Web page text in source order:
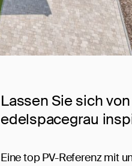
Lassen Sie sich
edelspacegrau
Eine top PV-Referenz mit